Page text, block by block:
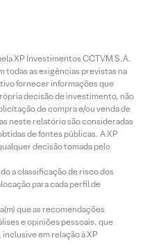
XP Investimentos CCTVM S.A.
todas as exigências previstas na
fornecer informações que
decisão de investimento, não
de compra e/ou venda de
neste relatório são consideradas
de fontes públicas. A XP
decisão tomada pelo
a classificação de risco dos
para cada perfil de
que as recomendações
e opiniões pessoais, que
em relação à XP